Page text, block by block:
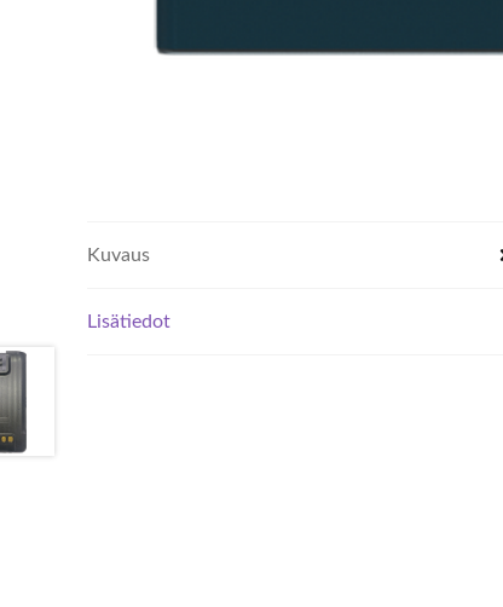
Kuvaus
Lisätiedot